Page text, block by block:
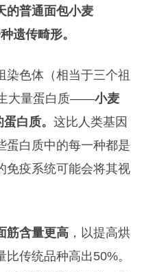
的普通面包小麦
遗传畸形。
染色体（相当于三个祖
大量蛋白质——小麦
白质。 这比人类基因
蛋白质中的每一种都是
免疫系统可能会将其视
筋含量更高，以提高烘
传统品种高出50%。